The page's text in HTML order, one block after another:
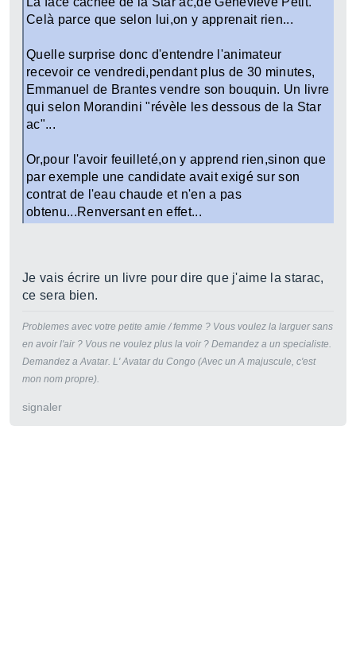
Celà parce que selon lui,on y apprenait rien...
Quelle surprise donc d'entendre l'animateur
recevoir ce vendredi,pendant plus de 30 minutes,
Emmanuel de Brantes vendre son bouquin. Un livre
qui selon Morandini "révèle les dessous de la Star
ac"...
Or,pour l'avoir feuilleté,on y apprend rien,sinon que
par exemple une candidate avait exigé sur son
contrat de l'eau chaude et n'en a pas
obtenu...Renversant en effet...
Je vais écrire un livre pour dire que j'aime la starac,
ce sera bien.
Problemes avec votre petite amie / femme ? Vous voulez la larguer sans
en avoir l'air ? Vous ne voulez plus la voir ? Demandez a un specialiste.
Demandez a Avatar. L' Avatar du Congo (Avec un A majuscule, c'est
mon nom propre).
signaler